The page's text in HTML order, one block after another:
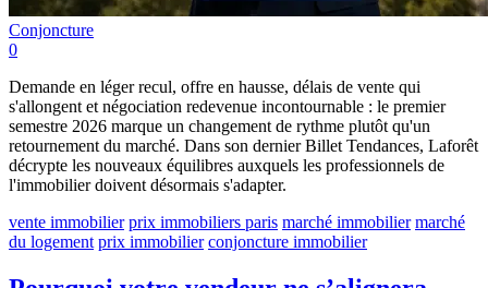
Conjoncture
0
Demande en léger recul, offre en hausse, délais de vente qui
s'allongent et négociation redevenue incontournable : le premier
semestre 2026 marque un changement de rythme plutôt qu'un
retournement du marché. Dans son dernier Billet Tendances, Laforêt
décrypte les nouveaux équilibres auxquels les professionnels de
l'immobilier doivent désormais s'adapter.
vente immobilier prix immobiliers paris marché immobilier marché
du logement prix immobilier conjoncture immobilier